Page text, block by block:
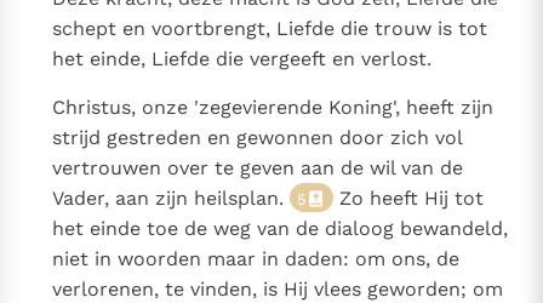
schept en voortbrengt, Liefde die trouw is tot
het einde, Liefde die vergeeft en verlost.
Christus, onze 'zegevierende Koning', heeft zijn
strijd gestreden en gewonnen door zich vol
vertrouwen over te geven aan de wil van de
Vader, aan zijn heilsplan.
5
Zo heeft Hij tot
het einde toe de weg van de dialoog bewandeld,
niet in woorden maar in daden: om ons, de
verlorenen, te vinden, is Hij vlees geworden; om